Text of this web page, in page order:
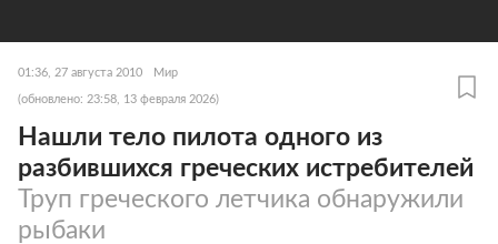
01:36, 27 августа 2010 Мир
(обновлено: 23:58, 13 февраля 2026)
Нашли тело пилота одного из
разбившихся греческих истребителей
Труп греческого летчика обнаружили
рыбаки